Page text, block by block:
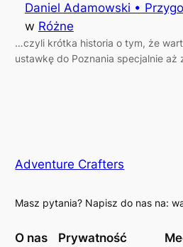
Daniel Adamowski •
w Różne
…czyli krótka historia o tym, że
ustawkę do Poznania specjalnie aż
Adventure Crafters
Masz pytania? Napisz do nas na:
O nas Prywatność